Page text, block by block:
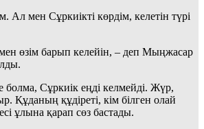
Ал мен Сұркиікті көрдім, келетін түрі
өзім барып келейін, – деп Мыңжасар
болма, Сұркиік еңді келмейді. Жүр,
Құданың құдіреті, кім білген олай
ұлына қарап сөз бастады.